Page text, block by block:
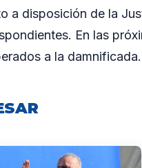
a disposición de la
En las
a la damnificada.